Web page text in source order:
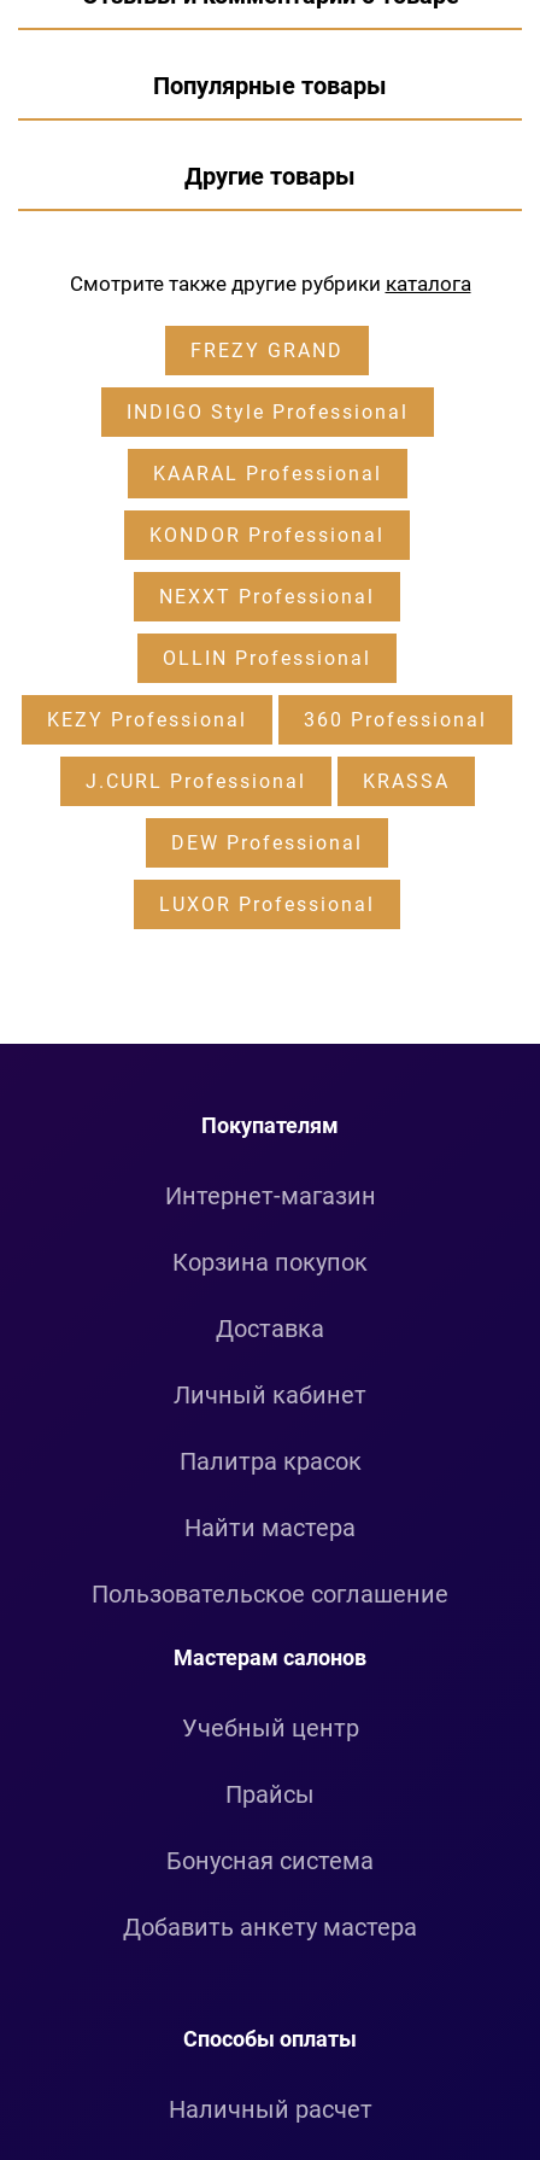
Популярные товары
Другие товары
Смотрите также другие рубрики каталога
FREZY GRAND
INDIGO Style Professional
KAARAL Professional
KONDOR Professional
NEXXT Professional
OLLIN Professional
KEZY Professional 360 Professional
J.CURL Professional KRASSA
DEW Professional
LUXOR Professional
Покупателям
Интернет-магазин
Корзина покупок
Доставка
Личный кабинет
Палитра красок
Найти мастера
Пользовательское соглашение
Мастерам салонов
Учебный центр
Прайсы
Бонусная система
Добавить анкету мастера
Способы оплаты
Наличный расчет